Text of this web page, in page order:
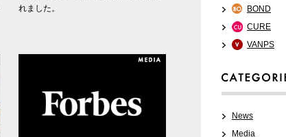
れました。
BOND
CURE
VANPS
News
Media